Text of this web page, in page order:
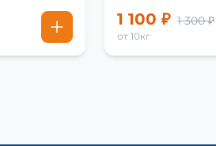
1 100 ₽ 1 300 ₽
от 10кг